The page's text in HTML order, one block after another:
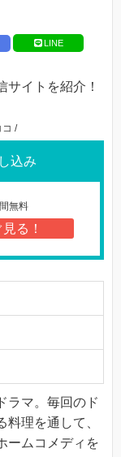
LINE
サイトを紹介！
コ /
込み
無料
る！
ラマ。毎回のド
理を通して、
ームコメディを